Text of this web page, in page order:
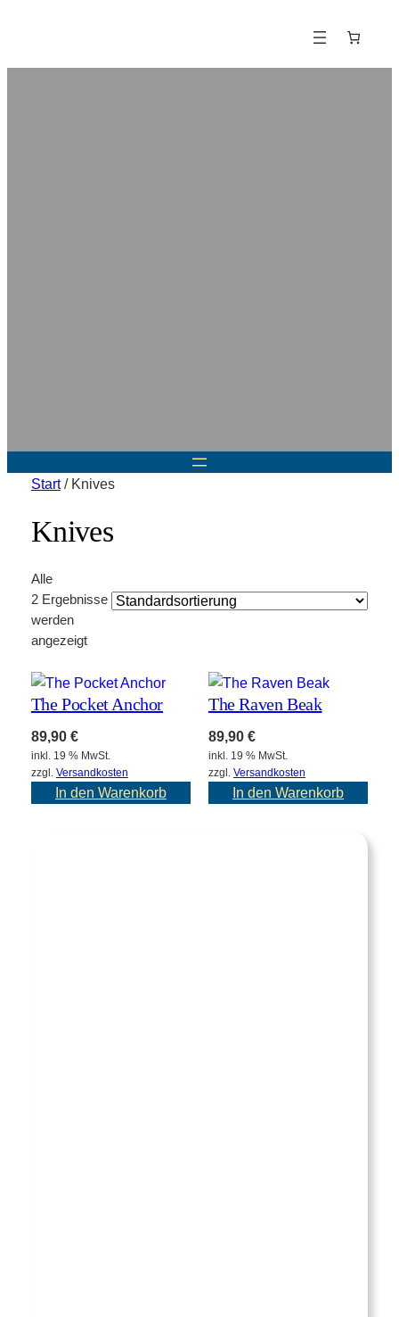
Start/ Knives
Knives
Alle
2 Ergebnisse
werden
angezeigt
The Pocket Anchor
89,90 €
inkl. 19 % MwSt.
zzgl. Versandkosten
In den Warenkorb
The Raven Beak
89,90 €
inkl. 19 % MwSt.
zzgl. Versandkosten
In den Warenkorb